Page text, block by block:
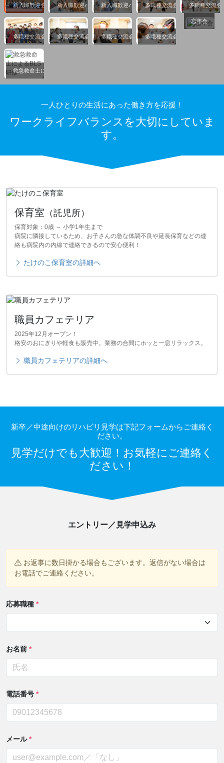
新入職歓迎会 新入職歓迎バーベキュー新入職歓迎バーベキュー多職種交流会 多職種交流会
多職種交流会 多職種交流会 多職種交流会 多職種交流会
忘年会
救急救命士によるBLS研修
一人ひとりの生活にあった働き方を応援！
ワークライフバランスを大切にしていま
す。
保育室 （託児所）
保育対象：0歳 ～ 小学1年生まで
病院に隣接しているため、お子さんの急な体調不良や延長保育などの連
絡も病院内の内線で連絡できるので安心便利！
たけのこ保育室の詳細へ
職員カフェテリア
2025年12月オープン！
格安のおにぎりや軽食も販売中。業務の合間にホッと一息リラックス。
職員カフェテリアの詳細へ
新卒／中途向けのリハビリ見学は下記フォームからご連絡く
ださい。
見学だけでも大歓迎！お気軽にご連絡く
ださい！
エントリー／見学申込み
お返事に数日掛かる場合もございます。返信がない場合は
お電話でご連絡ください。
応募職種 *
お名前 *
電話番号 *
メール*